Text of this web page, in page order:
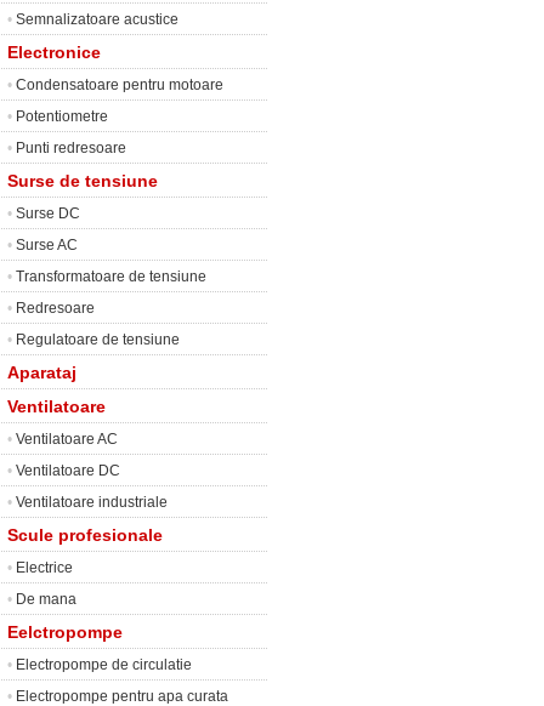
• Semnalizatoare acustice
Electronice
• Condensatoare pentru motoare
• Potentiometre
• Punti redresoare
Surse de tensiune
• Surse DC
• Surse AC
• Transformatoare de tensiune
• Redresoare
• Regulatoare de tensiune
Aparataj
Ventilatoare
• Ventilatoare AC
• Ventilatoare DC
• Ventilatoare industriale
Scule profesionale
• Electrice
• De mana
Eelctropompe
• Electropompe de circulatie
• Electropompe pentru apa curata